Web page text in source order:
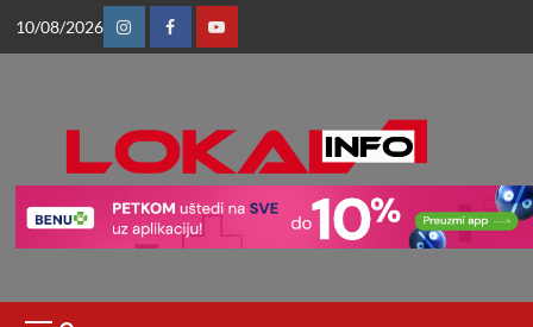
10/08/2026
InstagramFacebookYoutube